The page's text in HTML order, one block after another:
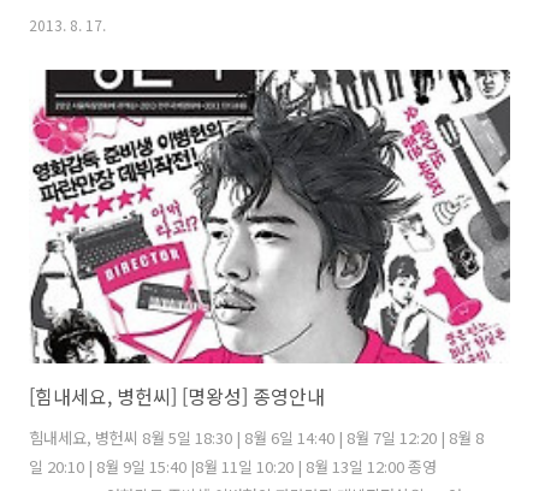
튀는 스파링이 시작된다! 천재적인 복서였지만 올림픽 문턱에서 두 번이
던 남자 박현성. 분신 후유증으로 장애인이 되었지만 기적적으로 재기해,
지도자로서의 꿈을 이루려고 제2의 복싱인생을 시작한다. 마지막 그의
꿈은 여자최초의 복싱 올림픽 금메달리스트를 만드는 것. 박현성 관장의
지도자 변신에 관한 신문기사를 읽고, 운명처럼 그의 체육관을 찾아온 스
물여덟 살 여자 박주영. 그녀는 서울대 연구소에서 ..
2013. 8. 17.
[힘내세요, 병헌씨] [명왕성] 종영안내
힘내세요, 병헌씨 8월 5일 18:30 | 8월 6일 14:40 | 8월 7일 12:20 | 8월 8
일 20:10 | 8월 9일 15:40 |8월 11일 10:20 | 8월 13일 12:00 종영